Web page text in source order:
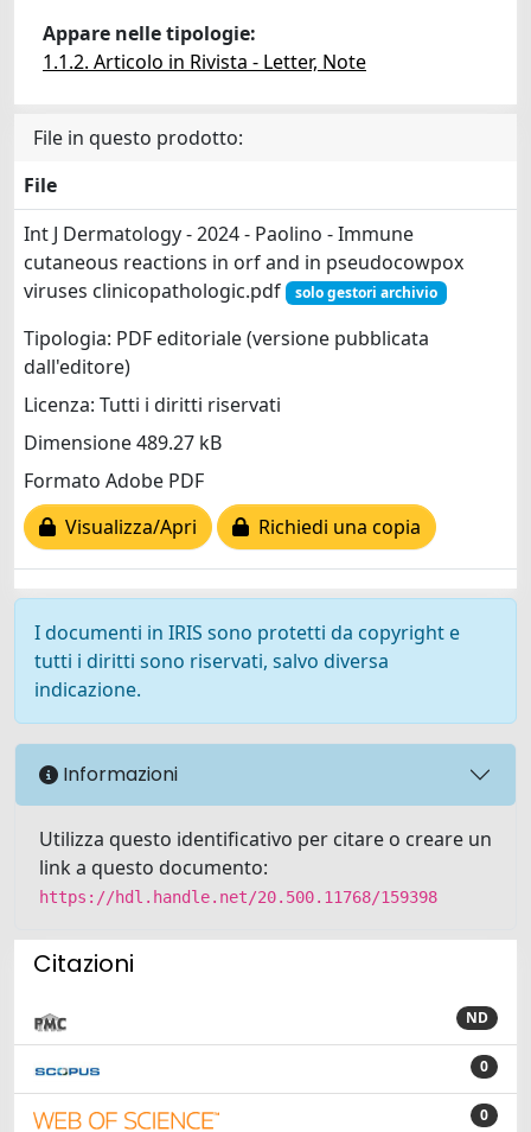
Appare nelle tipologie:
1.1.2. Articolo in Rivista - Letter, Note
File in questo prodotto:
File
Int J Dermatology - 2024 - Paolino - Immune
cutaneous reactions in orf and in pseudocowpox
viruses clinicopathologic.pdf
solo gestori archivio
Tipologia: PDF editoriale (versione pubblicata
dall'editore)
Licenza: Tutti i diritti riservati
Dimensione 489.27 kB
Formato Adobe PDF
Visualizza/Apri
Richiedi una copia
I documenti in IRIS sono protetti da copyright e
tutti i diritti sono riservati, salvo diversa
indicazione.
Informazioni
Utilizza questo identificativo per citare o creare un
link a questo documento:
https://hdl.handle.net/20.500.11768/159398
Citazioni
ND
0
0